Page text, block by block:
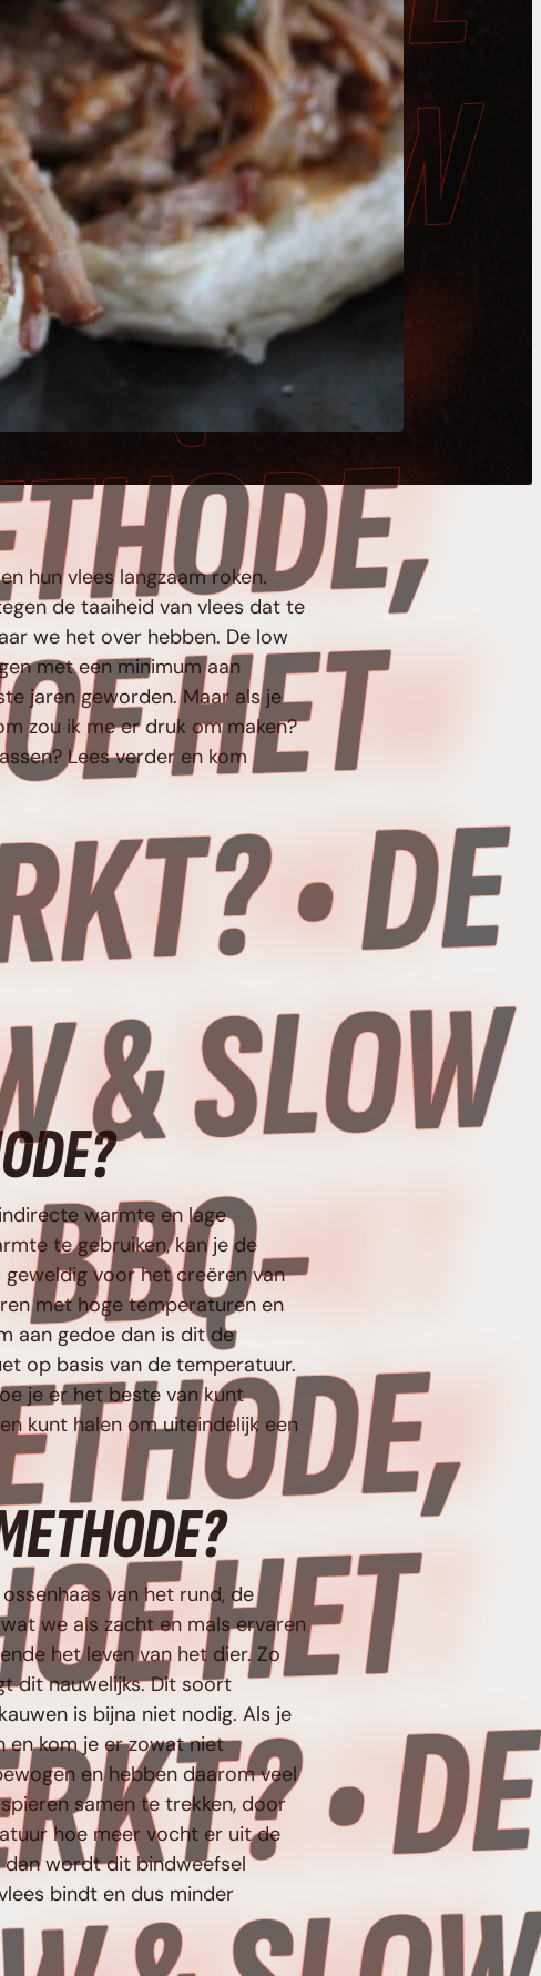
hun vlees langzaam roken.
de taaiheid van vlees dat te
we het over hebben. De low
met een minimum aan
jaren geworden. Maar als je
zou ik me er druk om maken?
Lees verder en kom
warmte en lage
te gebruiken, kan je de
voor het creëren van
met hoge temperaturen en
aan gedoe dan is dit de
op basis van de temperatuur.
je er het beste van kunt
kunt halen om uiteindelijk een
van het rund, de
we als zacht en mals ervaren
het leven van het dier. Zo
dit nauwelijks. Dit soort
is bijna niet nodig. Als je
en kom je er zowat niet
en hebben daarom veel
samen te trekken, door
hoe meer vocht er uit de
wordt dit bindweefsel
bindt en dus minder